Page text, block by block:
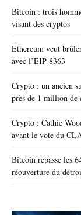
Bitcoin : trois
visant des cryptos
Ethereum veut
avec l’EIP-8363
Crypto : un ancien
près de 1 million de
Crypto : Cathie
avant le vote du
Bitcoin repasse les
réouverture du